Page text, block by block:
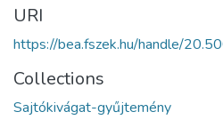
URI
https://bea.fszek.hu/handle/
Collections
Sajtókivágat-gyűjtemény